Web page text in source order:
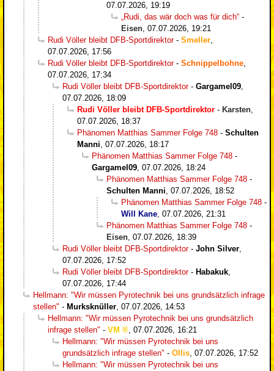
07.07.2026, 19:19
„Rudi, das wär doch was für dich“ -
Eisen, 07.07.2026, 19:21
Rudi Völler bleibt DFB-Sportdirektor- Smeller,
07.07.2026, 17:56
Rudi Völler bleibt DFB-Sportdirektor- Schnippelbohne,
07.07.2026, 17:34
Rudi Völler bleibt DFB-Sportdirektor- Gargamel09,
07.07.2026, 18:09
Rudi Völler bleibt DFB-Sportdirektor - Karsten,
07.07.2026, 18:37
Phänomen Matthias Sammer Folge 748 - Schulten
Manni, 07.07.2026, 18:17
Phänomen Matthias Sammer Folge 748 -
Gargamel09, 07.07.2026, 18:24
Phänomen Matthias Sammer Folge 748 -
Schulten Manni, 07.07.2026, 18:52
Phänomen Matthias Sammer Folge 748 -
Will Kane, 07.07.2026, 21:31
Phänomen Matthias Sammer Folge 748 -
Eisen, 07.07.2026, 18:39
Rudi Völler bleibt DFB-Sportdirektor- John Silver,
07.07.2026, 17:52
Rudi Völler bleibt DFB-Sportdirektor- Habakuk,
07.07.2026, 17:44
Hellmann: "Wir müssen Pyrotechnik bei uns grundsätzlich infrage
stellen" - Murksknüller, 07.07.2026, 14:53
Hellmann: "Wir müssen Pyrotechnik bei uns grundsätzlich
infrage stellen" - VM , 07.07.2026, 16:21
Hellmann: "Wir müssen Pyrotechnik bei uns
grundsätzlich infrage stellen" - Ollis, 07.07.2026, 17:52
Hellmann: "Wir müssen Pyrotechnik bei uns